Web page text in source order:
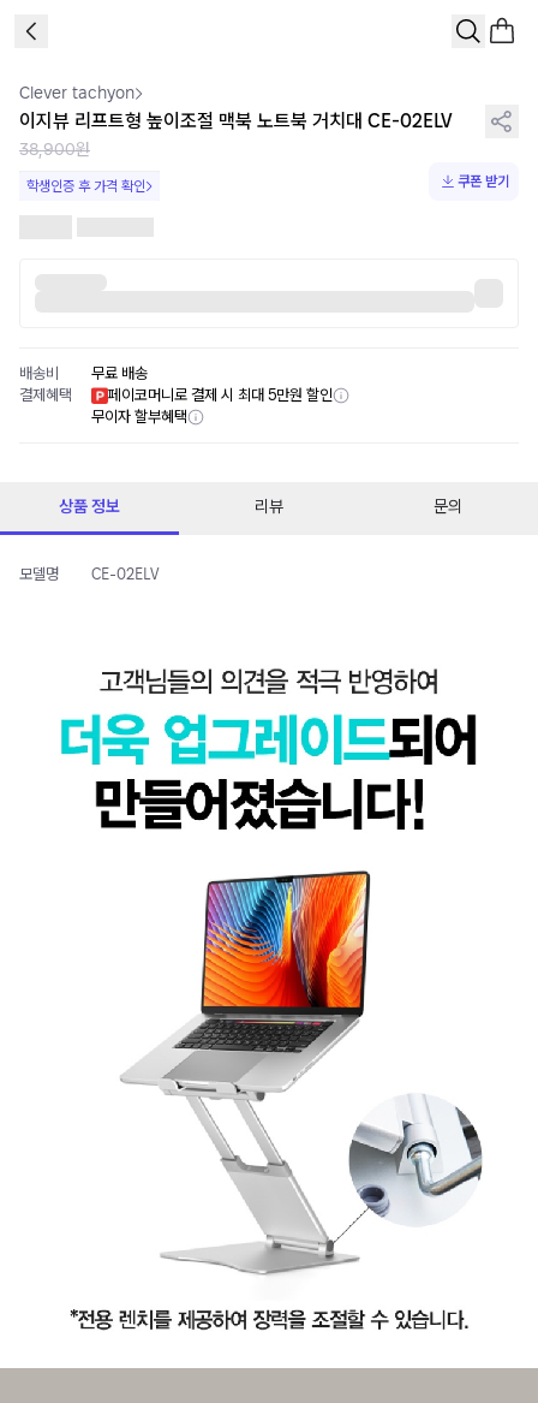
Clever tachyon
이지뷰 리프트형 높이조절 맥북 노트북 거치대 CE-02ELV
38,900원
학생인증 후 가격 확인 쿠폰 받기
배송비
무료 배송
결제혜택
페이코머니로 결제 시 최대 5만원 할인
무이자 할부혜택
상품 정보 리뷰 문의
모델명 CE-02ELV